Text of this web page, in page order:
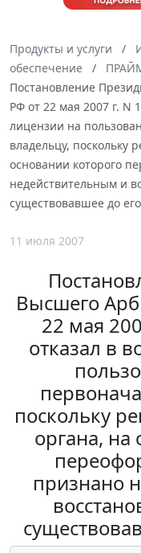
Продукты и услуги
обеспечение
Постановление
РФ от 22 мая 2007 г. N
лицензии на
владельцу, поскольку
основании которого
недействительным и
существовавшее до
11 июля 2007
Высшего
22 мая
отказал в
поскольку
органа, на
признано